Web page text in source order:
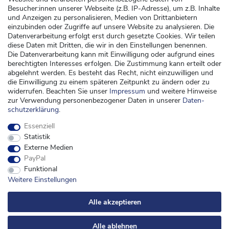
Besucher:innen unserer Webseite (z.B. IP-Adresse), um z.B. Inhalte
und Anzeigen zu personalisieren, Medien von Drittanbietern
einzubinden oder Zugriffe auf unsere Website zu analysieren. Die
Datenverarbeitung erfolgt erst durch gesetzte Cookies. Wir teilen
diese Daten mit Dritten, die wir in den Einstellungen benennen.
Die Datenverarbeitung kann mit Einwilligung oder aufgrund eines
berechtigten Interesses erfolgen. Die Zustimmung kann erteilt oder
abgelehnt werden. Es besteht das Recht, nicht einzuwilligen und
die Einwilligung zu einem späteren Zeitpunkt zu ändern oder zu
widerrufen. Beachten Sie unser Impressum und weitere Hinweise
zur Verwendung personenbezogener Daten in unserer Daten­
schutz­erklärung.
Essenziell
Statistik
Externe Medien
PayPal
Funktional
Weitere Einstellungen
Alle akzeptieren
Alle ablehnen
Kundenservice
Versand
Zahlung
Widerrufsrecht
Widerrufsformular
Kontakt
kontakt@kinderspieleland.de
Montag, Dienstag, Freitag von 7.30 bis 15.00 Uhr
Anrufe aus dem dt. Festnetz zum Ortstarif, Preise aus dem Mobilfunknetz ggf.
abweichend (abhängig vom Provider).